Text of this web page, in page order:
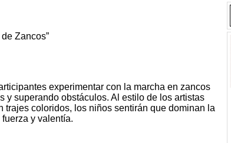
Zancos”
experimentar con la marcha en zancos
y superando obstáculos. Al estilo de los artistas
trajes coloridos, los niños sentirán que dominan la
y valentía.